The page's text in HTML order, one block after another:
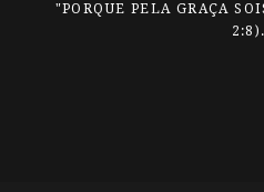
"PORQUE PELA GRAÇA
2:8).